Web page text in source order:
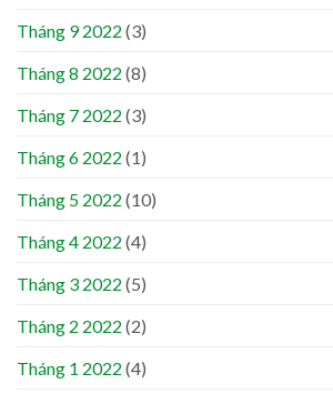
Tháng 9 2022 (3)
Tháng 8 2022 (8)
Tháng 7 2022 (3)
Tháng 6 2022 (1)
Tháng 5 2022 (10)
Tháng 4 2022 (4)
Tháng 3 2022 (5)
Tháng 2 2022 (2)
Tháng 1 2022 (4)